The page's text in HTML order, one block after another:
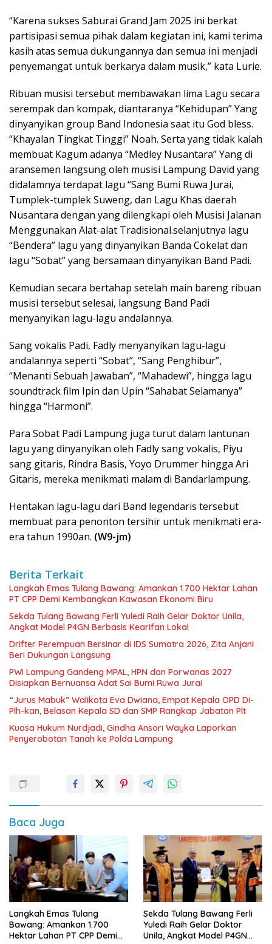
“Karena sukses Saburai Grand Jam 2025 ini berkat
partisipasi semua pihak dalam kegiatan ini, kami terima
kasih atas semua dukungannya dan semua ini menjadi
penyemangat untuk berkarya dalam musik,” kata Lurie.
Ribuan musisi tersebut membawakan lima Lagu secara
serempak dan kompak, diantaranya “Kehidupan” Yang
dinyanyikan group Band Indonesia saat itu God bless.
“Khayalan Tingkat Tinggi” Noah. Serta yang tidak kalah
membuat Kagum adanya “Medley Nusantara” Yang di
aransemen langsung oleh musisi Lampung David yang
didalamnya terdapat lagu “Sang Bumi Ruwa Jurai,
Tumplek-tumplek Suweng, dan Lagu Khas daerah
Nusantara dengan yang dilengkapi oleh Musisi Jalanan
Menggunakan Alat-alat Tradisional.selanjutnya lagu
“Bendera” lagu yang dinyanyikan Banda Cokelat dan
lagu “Sobat” yang bersamaan dinyanyikan Band Padi.
Kemudian secara bertahap setelah main bareng ribuan
musisi tersebut selesai, langsung Band Padi
menyanyikan lagu-lagu andalannya.
Sang vokalis Padi, Fadly menyanyikan lagu-lagu
andalannya seperti “Sobat”, “Sang Penghibur”,
“Menanti Sebuah Jawaban”, “Mahadewi”, hingga lagu
soundtrack film Ipin dan Upin “Sahabat Selamanya”
hingga “Harmoni”.
Para Sobat Padi Lampung juga turut dalam lantunan
lagu yang dinyanyikan oleh Fadly sang vokalis, Piyu
sang gitaris, Rindra Basis, Yoyo Drummer hingga Ari
Gitaris, mereka menikmati malam di Bandarlampung.
Hentakan lagu-lagu dari Band legendaris tersebut
membuat para penonton tersihir untuk menikmati era-
era tahun 1990an. (W9-jm)
Berita Terkait
Langkah Emas Tulang Bawang: Amankan 1.700 Hektar Lahan
PT CPP Demi Kembangkan Kawasan Ekonomi Biru
Sekda Tulang Bawang Ferli Yuledi Raih Gelar Doktor Unila,
Angkat Model P4GN Berbasis Kearifan Lokal
Drifter Perempuan Bersinar di IDS Sumatra 2026, Zita Anjani
Beri Dukungan Langsung
PWI Lampung Gandeng MPAL, HPN dan Porwanas 2027
Disiapkan Bernuansa Adat Sai Bumi Ruwa Jurai
“Jurus Mabuk” Walikota Eva Dwiana, Empat Kepala OPD Di-
Plh-kan, Belasan Kepala SD dan SMP Rangkap Jabatan Plt
Kuasa Hukum Nurdjadi, Gindha Ansori Wayka Laporkan
Penyerobotan Tanah ke Polda Lampung
Baca Juga
Langkah Emas Tulang
Bawang: Amankan 1.700
Hektar Lahan PT CPP Demi
Sekda Tulang Bawang Ferli
Yuledi Raih Gelar Doktor
Unila, Angkat Model P4GN